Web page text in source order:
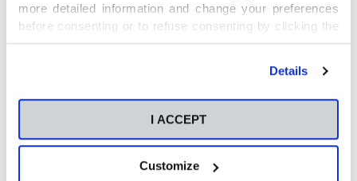
more detailed information and change your preferences
before consenting or to refuse consenting by clicking the
"Personalize" button. For more information you can visit
Details
I ACCEPT
Customize
resto de su vida, personal y profesional.
, otorgándole las herramientas
y el apoyo necesarios para que este alcance el
objetivo final sin perder autonomía, y evitando la
también potencia el emprendimiento en el
alumnado, que cuenta con la confianza de su